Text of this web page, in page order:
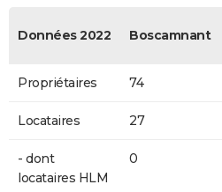
Données 2022 Boscamnant
Propriétaires 74
Locataires 27
- dont
locataires HLM
0